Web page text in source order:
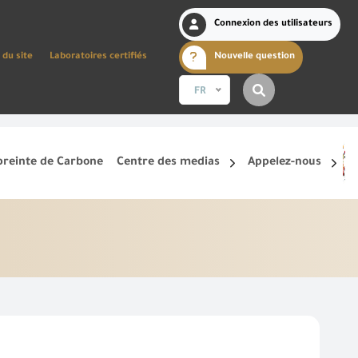
du site Laboratoires certifiés
Connexion des utilisateurs
Nouvelle question
FR
de Carbone Centre des medias Appelez-nous